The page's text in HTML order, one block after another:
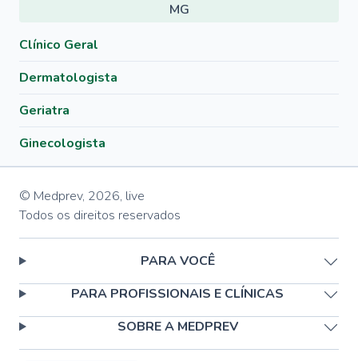
MG
Clínico Geral
Dermatologista
Geriatra
Ginecologista
© Medprev, 2026, live
Todos os direitos reservados
PARA VOCÊ
PARA PROFISSIONAIS E CLÍNICAS
SOBRE A MEDPREV